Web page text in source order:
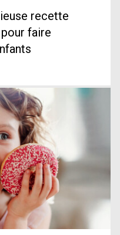
recette
faire